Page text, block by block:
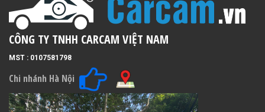
CÔNG TY TNHH CARCAM VIỆT NAM
MST : 0107581798
Chi nhánh Hà Nội